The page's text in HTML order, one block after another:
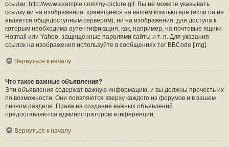
ссылки: http://www.example.com/my-picture.gif. Вы не можете указывать
ссылку ни на изображения, хранящиеся на вашем компьютере (если он не
является общедоступным сервером), ни на изображения, для доступа к
которым необходима аутентификация, как, например, на почтовые ящики
Hotmail или Yahoo, защищённые паролями сайты и т. п. Для указания
ссылок на изображения используйте в сообщениях тег BBCode [img].
Вернуться к началу
Что такое важные объявления?
Эти объявления содержат важную информацию, и вы должны прочесть их
по возможности. Они появляются вверху каждого из форумов и в вашем
личном разделе. Права на создание важных объявлений
предоставляются администратором конференции.
Вернуться к началу